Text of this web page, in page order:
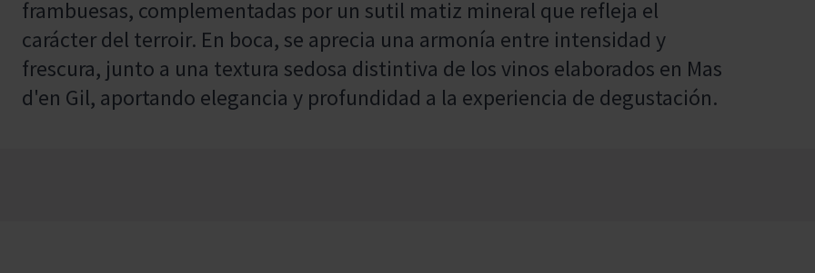
frambuesas, complementadas por un sutil matiz mineral que refleja el
carácter del terroir. En boca, se aprecia una armonía entre intensidad y
frescura, junto a una textura sedosa distintiva de los vinos elaborados en Mas
d'en Gil, aportando elegancia y profundidad a la experiencia de degustación.